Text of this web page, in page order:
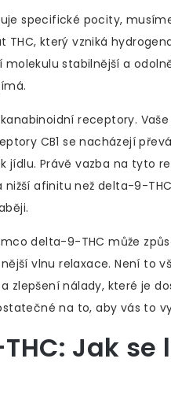
specifické pocity,
THC, který vzniká
stabilnější a
receptory.
CB1 se nacházejí
Právě vazba na tyto
nižší afinitu než delta-9-
delta-9-THC může
vlnu relaxace. Není to
zlepšení nálady, které je
na to, aby vás to
Jak